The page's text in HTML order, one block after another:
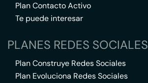
Plan Contacto Activo
Te puede interesar
PLANES REDES SOCIALES
Plan Construye Redes Sociales
Plan Evoluciona Redes Sociales